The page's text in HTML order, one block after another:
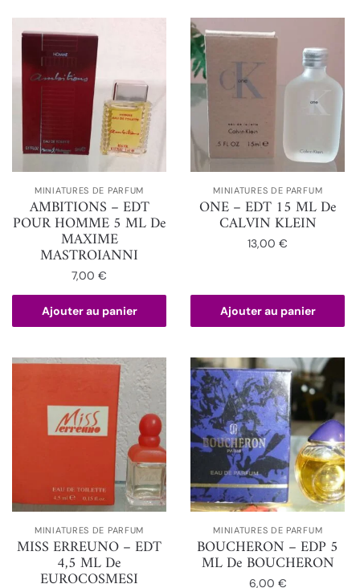
MINIATURES DE PARFUM
AMBITIONS – EDT
POUR HOMME 5 ML De
MAXIME
MASTROIANNI
7,00€
Ajouter au panier
MINIATURES DE PARFUM
ONE – EDT 15 ML De
CALVIN KLEIN
13,00€
Ajouter au panier
MINIATURES DE PARFUM
MISS ERREUNO – EDT
4,5 ML De
EUROCOSMESI
MINIATURES DE PARFUM
BOUCHERON – EDP 5
ML De BOUCHERON
6,00 €